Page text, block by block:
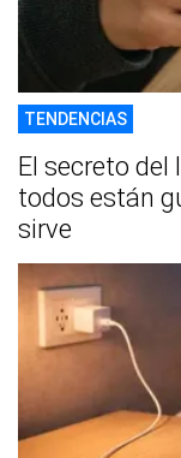
TENDENCIAS
El secreto del
todos están
sirve